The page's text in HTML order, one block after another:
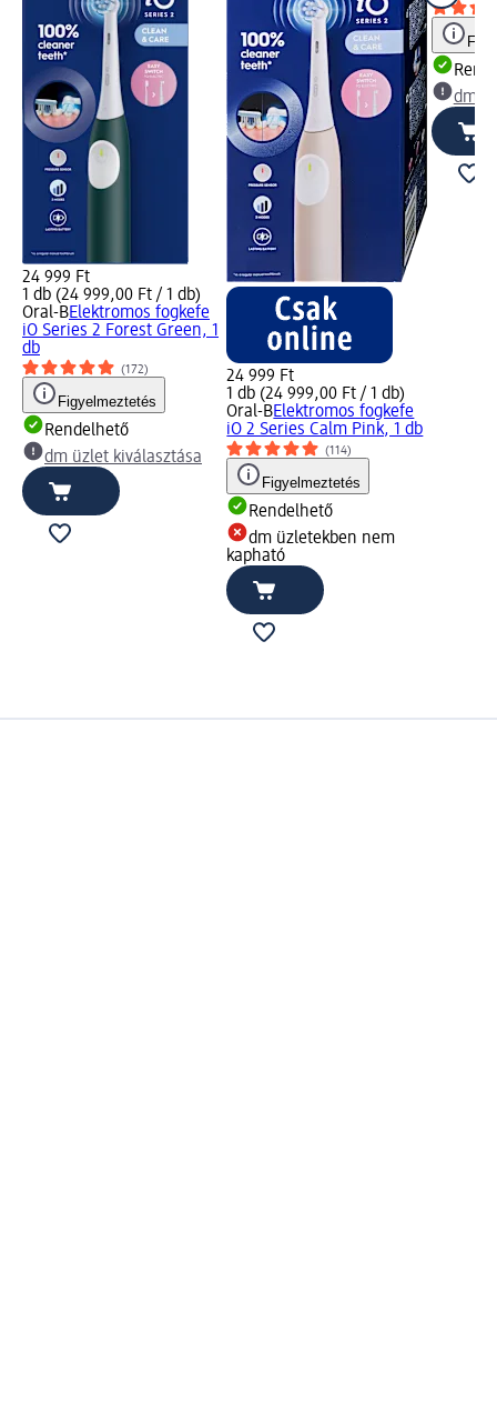
24 999 Ft
1 db (24 999,00 Ft / 1 db)
Oral-BElektromos fogkefe
iO Series 2 Forest Green, 1
db
(172)
Figyelmeztetés
Rendelhető
dm üzlet kiválasztása
24 999 Ft
1 db (24 999,00 Ft / 1 db)
Oral-BElektromos fogkefe
iO 2 Series Calm Pink, 1 db
(114)
Figyelmeztetés
Rendelhető
dm üzletekben nem
kapható
dm